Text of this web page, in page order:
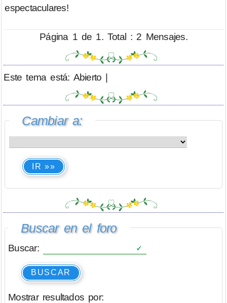
espectaculares!
Página 1 de 1. Total : 2 Mensajes.
Este tema está: Abierto |
Cambiar a:
IR »»
Buscar en el foro
Buscar:
BUSCAR
Mostrar resultados por: